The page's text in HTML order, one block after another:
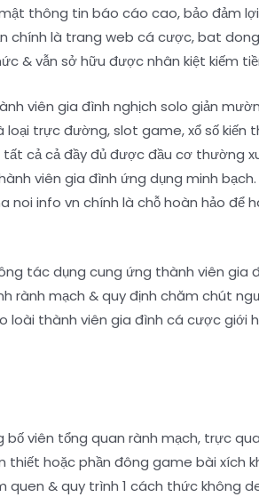
thông tin báo cáo cao, bảo đảm lợi
chính là trang web cá cược, bat
& vẫn sở hữu được nhân kiệt kiếm
viên gia đình nghịch solo giản
trực đường, slot game, xổ số
cả cả đầy đủ được đầu cơ thường
viên gia đình ứng dụng minh bạch.
noi info vn chính là chỗ hoàn hảo
tác dụng cung ứng thành viên gia
mạch & quy định chăm chút
thành viên gia đình cá cược giới
viên tổng quan rành mạch, trực
thiết hoặc phần đông game bài xích
& quy trình 1 cách thức không